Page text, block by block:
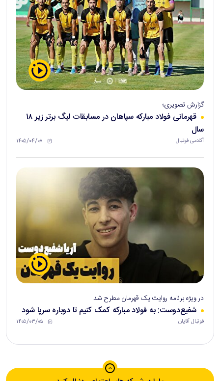
گزارش تصویری؛
قهرمانی فولاد مبارکه سپاهان در مسابقات لیگ برتر زیر ۱۸
سال
آکادمی فوتبال ۱۴۰۵/۰۴/۰۸
در ویژه برنامه روایت یک قهرمان مطرح شد
شفیع‌دوست: به فولاد مبارکه کمک کنیم تا دوباره سرپا شود
فوتبال آقایان ۱۴۰۵/۰۳/۰۵